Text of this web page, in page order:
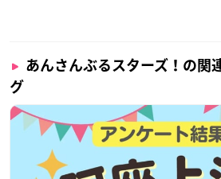
あんさんぶるスターズ！の関
グ